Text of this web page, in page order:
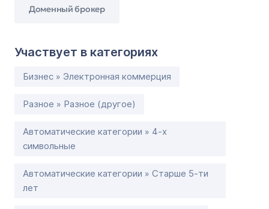
Доменный брокер
Участвует в категориях
Бизнес » Электронная коммерция
Разное » Разное (другое)
Автоматические категории » 4-х
символьные
Автоматические категории » Старше 5-ти
лет